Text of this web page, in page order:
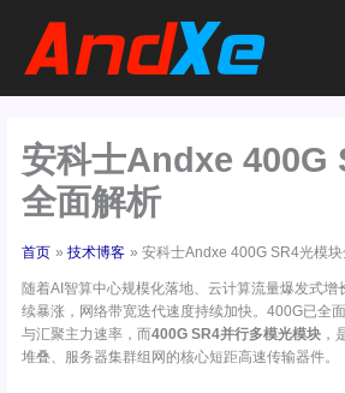
安科士Andxe 400G
全面解析
首页 技术博客 安科士Andxe 400G SR4光模
随着AI智算中心规模化落地、云计算流量爆发式增
续暴涨，网络带宽迭代速度持续加快。400G已全
与汇聚主力速率，而400G SR4并行多模光模块 ，
堆叠、服务器集群组网的核心短距高速传输器件。